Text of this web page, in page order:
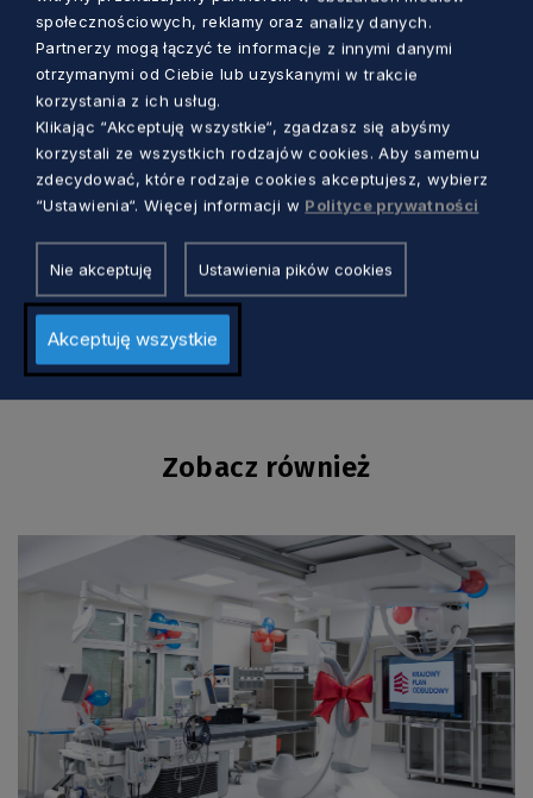
wymianą wielu doświadczeń oraz cennych
informacji. Zespół urologów wzbogacił się o
nowe doświadczenie w zakresie robotycznej
resekcji pęcherza moczowego, co daje
możliwość samodzielnego przeprowadzenia
tego typu zabiegów na naszym oddziale.
Zobacz również
społecznościowych, reklamy oraz analizy danych.
Partnerzy mogą łączyć te informacje z innymi danymi
otrzymanymi od Ciebie lub uzyskanymi w trakcie
korzystania z ich usług.
Klikając “Akceptuję wszystkie“, zgadzasz się abyśmy
korzystali ze wszystkich rodzajów cookies. Aby samemu
zdecydować, które rodzaje cookies akceptujesz, wybierz
“Ustawienia“. Więcej informacji w Polityce prywatności
Nie akceptuję Ustawienia pików cookies
Akceptuję wszystkie